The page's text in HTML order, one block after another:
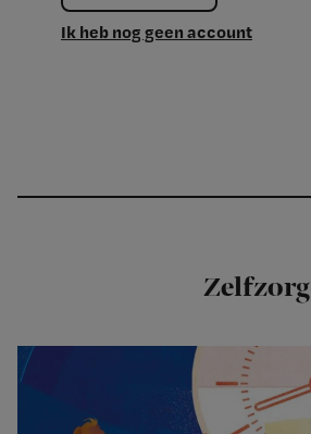
Ik heb nog geen account
Zelfzorg